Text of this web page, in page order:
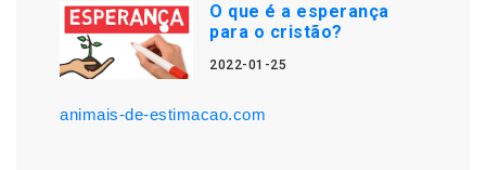
O que é a esperança
para o cristão?
2022-01-25
animais-de-estimacao.com